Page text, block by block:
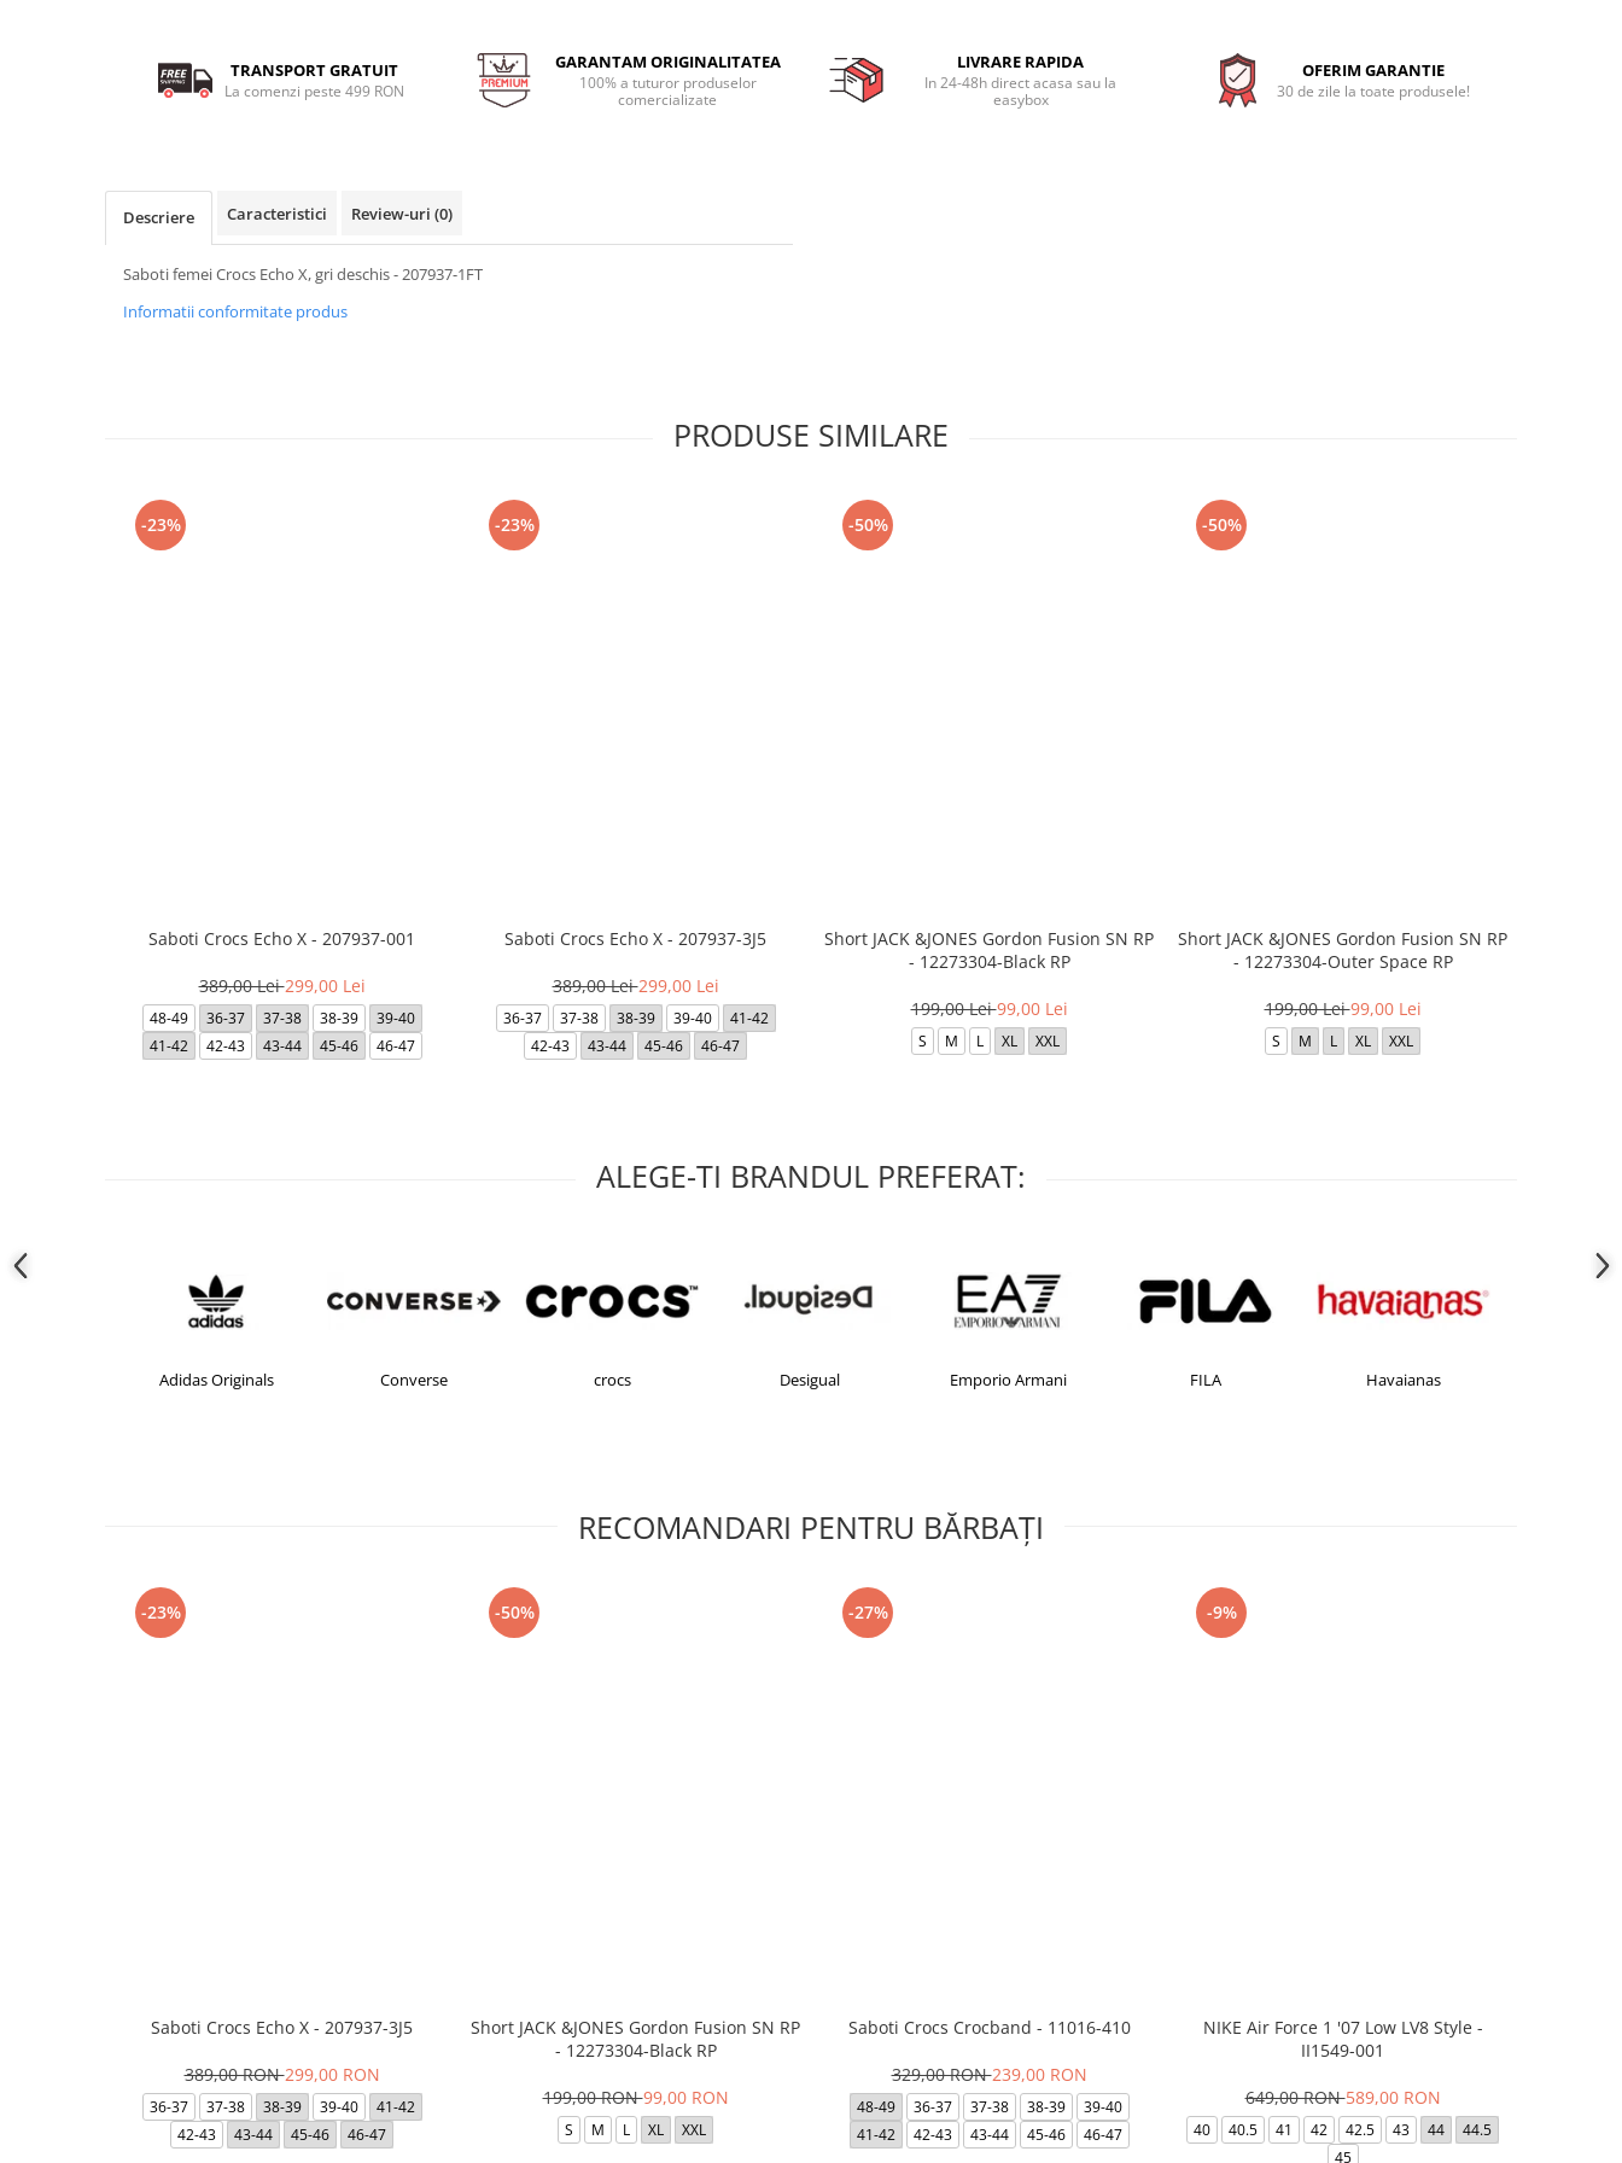
TRANSPORT GRATUIT
La comenzi peste 499 RON
GARANTAM ORIGINALITATEA
100% a tuturor produselor
comercializate
LIVRARE RAPIDA
In 24-48h direct acasa sau la
easybox
OFERIM GARANTIE
30 de zile la toate produsele!
Descriere Caracteristici Review-uri (0)
Saboti femei Crocs Echo X, gri deschis - 207937-1FT
Informatii conformitate produs
PRODUSE SIMILARE
-23%
Saboti Crocs Echo X - 207937-001
389,00 Lei299,00 Lei
48-49 36-37 37-38 38-39
39-40
41-42
42-43 43-44 45-46 46-47
-23%
Saboti Crocs Echo X - 207937-3J5
389,00 Lei299,00 Lei
36-37 37-38 38-39 39-40
41-42
42-43
43-44 45-46 46-47
-50%
Short JACK &JONES Gordon Fusion SN RP
- 12273304-Black RP
199,00 Lei99,00 Lei
S M L XL XXL
-50%
Short JACK &JONES Gordon Fusion SN RP
- 12273304-Outer Space RP
199,00 Lei99,00 Lei
S M L XL XXL
ALEGE-TI BRANDUL PREFERAT:
Adidas Originals Converse Desigual Emporio Armani Havaianas
RECOMANDARI PENTRU BĂRBAŢI
-23%
Saboti Crocs Echo X - 207937-3J5
389,00 RON299,00 RON
36-37 37-38 38-39 39-40
41-42
42-43
43-44 45-46 46-47
-50%
Short JACK &JONES Gordon Fusion SN RP
- 12273304-Black RP
199,00 RON99,00 RON
S M L XL XXL
-27%
Saboti Crocs Crocband - 11016-410
329,00 RON239,00 RON
48-49 36-37 37-38 38-39
39-40
41-42
42-43 43-44 45-46 46-47
-9%
NIKE Air Force 1 '07 Low LV8 Style -
II1549-001
649,00 RON589,00 RON
40 40.5 41 42 42.5 43 44
44.5
45